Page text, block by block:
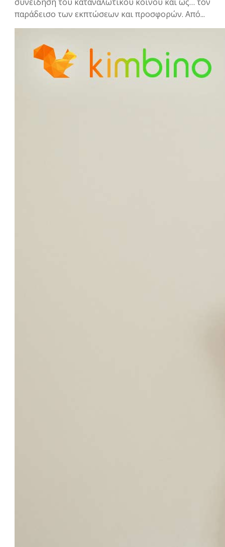
παράδεισο των εκπτώσεων και προσφορών. Από...